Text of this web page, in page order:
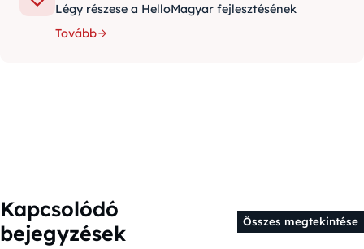
Légy részese a HelloMagyar fejlesztésének
Tovább
Kapcsolódó
bejegyzések
Összes megtekintése